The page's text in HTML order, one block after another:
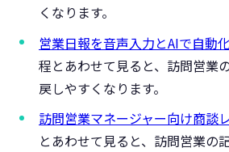
くなります。
営業日報を音声入力とAIで自動
程とあわせて見ると、訪問営業
戻しやすくなります。
訪問営業マネージャー向け商談
とあわせて見ると、訪問営業の